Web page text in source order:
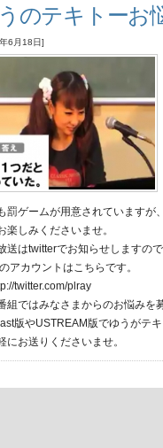
のテキトーお
6月18日]
罰ゲームが用意されていますが
楽しみくださいませ。
送はtwitterでお知らせしますの
アカウントはこちらです。
twitter.com/plray
組ではみなさまからのお悩みを
版やUSTREAM版でゆうがテ
にお送りくださいませ。